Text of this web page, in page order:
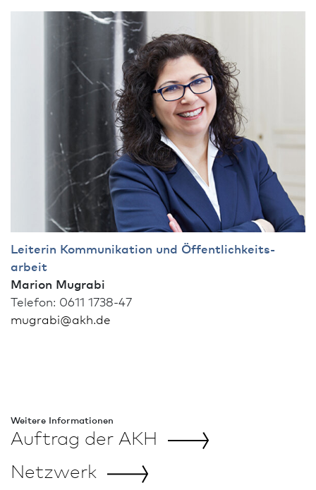
Leiterin Kommunikation und Öffentlichkeits­
arbeit
Marion Mugrabi
Telefon: 0611 1738-47
mugrabi@akh.de
Weitere In­for­ma­tio­nen
Auftrag der AKH
Netzwerk